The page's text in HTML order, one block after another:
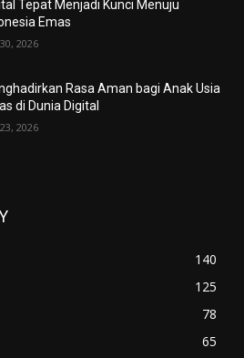
Tepat Menjadi Kunci Menuju
Emas
2026
Rasa Aman bagi Anak Usia
di Dunia Digital
2026
140
125
78
65